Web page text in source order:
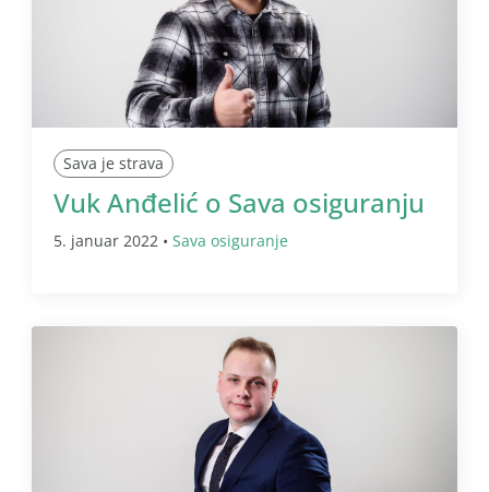
Sava je strava
Vuk Anđelić o Sava osiguranju
5. januar 2022 • Sava osiguranje